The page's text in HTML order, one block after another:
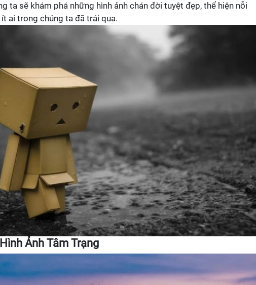
ta sẽ khám phá những hình ảnh chán đời tuyệt đẹp, thể hiện nỗi
ai trong chúng ta đã trải qua.
Ảnh Tâm Trạng